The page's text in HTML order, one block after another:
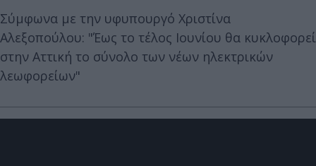
Σύμφωνα με την υφυπουργό Χριστίνα
Αλεξοπούλου: "Έως το τέλος Ιουνίου θα κυκλοφορεί
στην Αττική το σύνολο των νέων ηλεκτρικών
λεωφορείων"